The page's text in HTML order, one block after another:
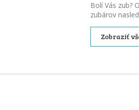
Bolí Vás zub?
zubárov
Zobraziť